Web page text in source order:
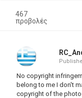
467
προβολές
No copyright
belong to me I don't
copyright of the